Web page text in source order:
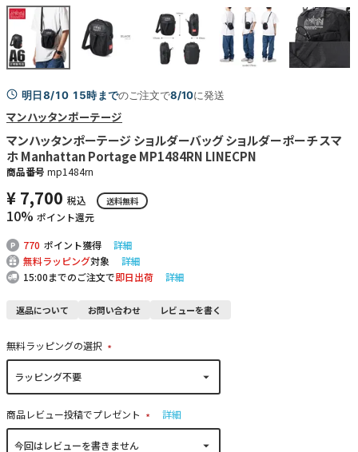
明日8/10 15時までのご注文で8/10に発送
マンハッタンポーテージ
マンハッタンポーテージ ショルダーバッグ ショルダーポーチ スマ
ホ Manhattan Portage MP1484RN LINECPN
商品番号 mp1484rn
¥ 7,700 税込 送料無料
10% ポイント還元
770 ポイント獲得
詳細
無料ラッピング対象
詳細
15:00までのご注文で即日出荷 詳細
返品について お問い合わせ レビューを書く
無料ラッピングの選択
(
商品レビュー投稿でプレゼント
(
詳細